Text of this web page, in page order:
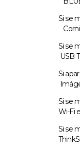
Si se
Si se
USB
Si
Si se
Wi-Fi
Si se